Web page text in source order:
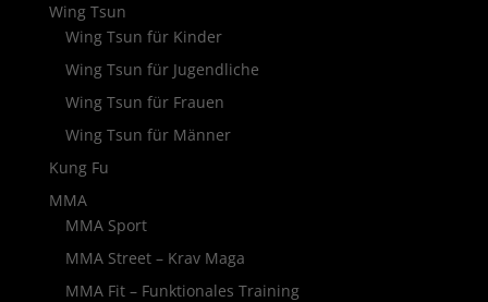
Wing Tsun
Wing Tsun für Kinder
Wing Tsun für Jugendliche
Wing Tsun für Frauen
Wing Tsun für Männer
Kung Fu
MMA
MMA Sport
MMA Street – Krav Maga
MMA Fit – Funktionales Training